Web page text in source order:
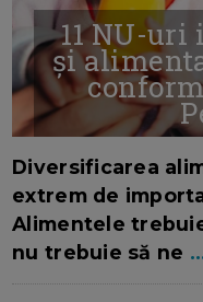
11 NU-
și
Diversificarea
extrem de
Alimentele
nu trebuie să ne